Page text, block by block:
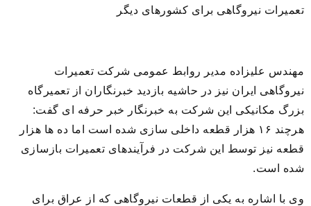
تعمیرات نیروگاهی برای کشورهای دیگر
مهندس علیزاده مدیر روابط عمومی شرکت تعمیرات
نیروگاهی ایران نیز در حاشیه بازدید خبرنگاران از تعمیرگاه
بزرگ مکانیکی این شرکت به خبرنگار خبر حرفه ای گفت:
هرچند ۱۶ هزار قطعه داخلی سازی شده است اما ده ها هزار
قطعه نیز توسط این شرکت در فرآیندهای تعمیرات بازسازی
شده است.
وی با اشاره به یکی از قطعات نیروگاهی که از عراق برای